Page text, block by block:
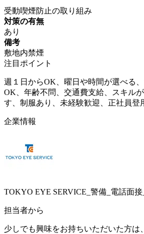
受動喫煙防止の取り組み
対策の有無
あり
備考
敷地内禁煙
注目ポイント
週１日からOK、曜日や時間が選べる
OK、年齢不問、交通費支給、スキル
す、制服あり、未経験歓迎、正社員登
企業情報
TOKYO EYE SERVICE_警備_電話面接
担当者から
少しでも興味をお持ちいただいた方は